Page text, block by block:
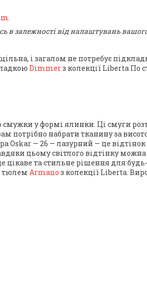
в залежності від налаштувань
і загалом не потребує
Dimmerз колекції Liberta По
у формі ялинки. Ці смуги
потрібно набрати тканину за
Oskar — 26 — лазурний — це
цьому світлого відтінку
цікаве та стильне рішення для
тюлем Armano з колекції Liberta.